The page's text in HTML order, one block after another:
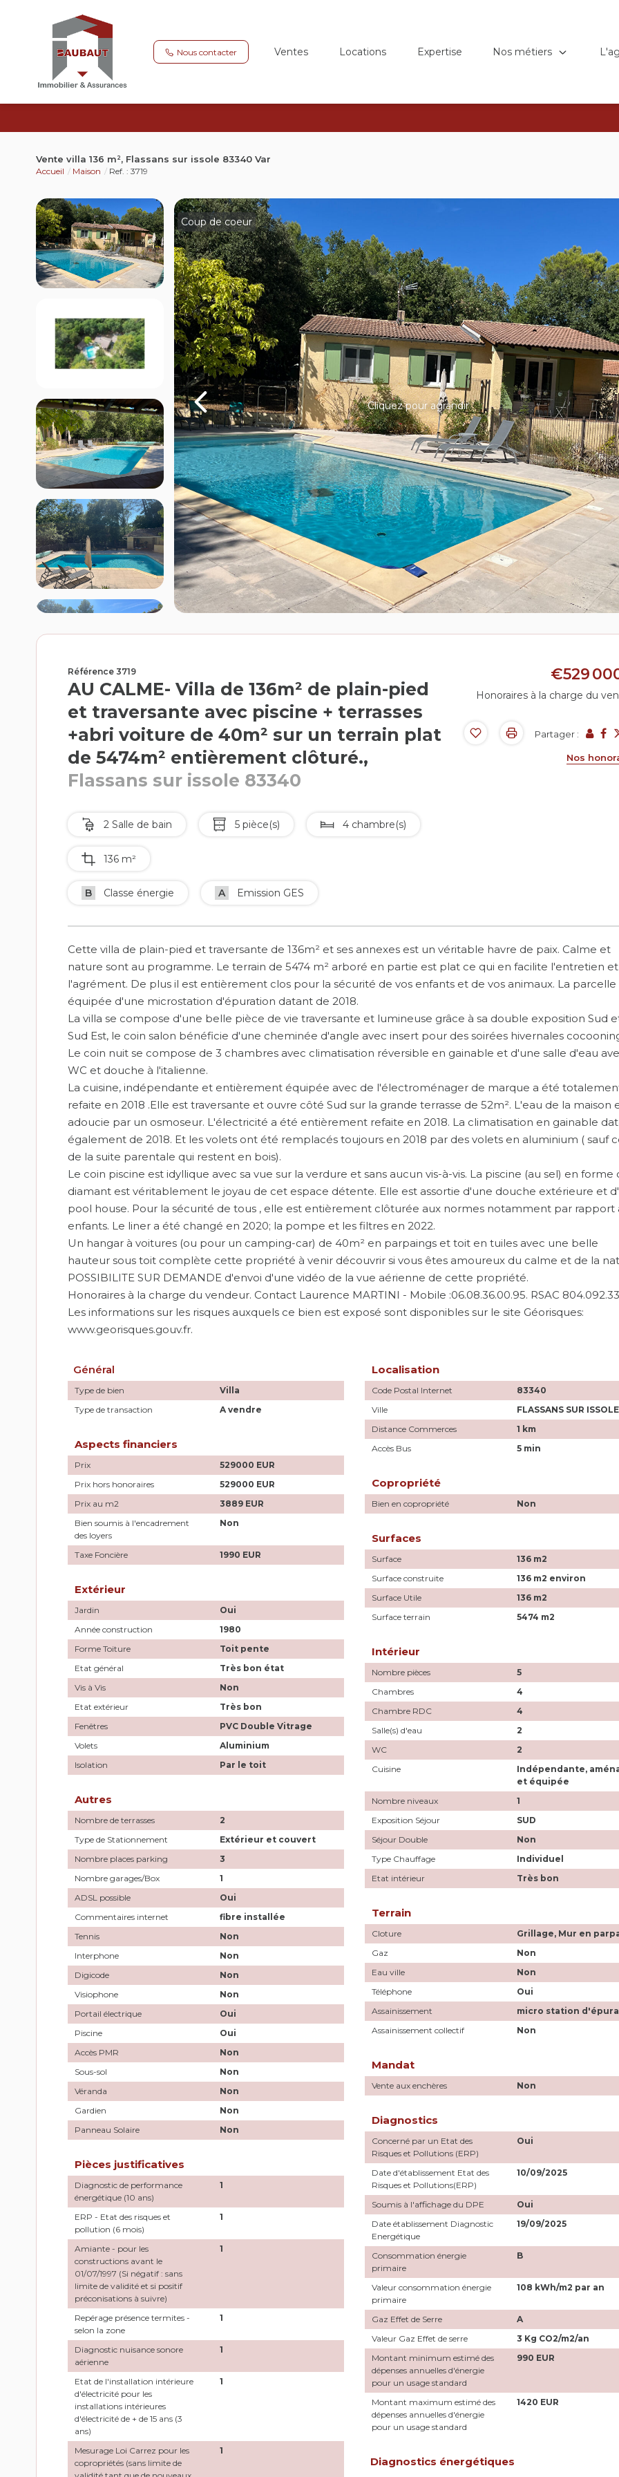
Nous contacter Ventes Locations Expertise Nos métiers
Vente villa 136 m², Flassans sur issole 83340 Var
Accueil Maison Ref. : 3719
Coup de coeur
Cliquez pour agrandir
Référence 3719
AU CALME- Villa de 136m² de plain-pied
et traversante avec piscine + terrasses
+abri voiture de 40m² sur un terrain plat
de 5474m² entièrement clôturé.,
Flassans sur issole 83340
2 Salle de bain 5 pièce(s) 4 chambre(s)
136 m²
B Classe énergie A Emission GES
€529
Honoraires à la charge du
Partager :
Nos
Cette villa de plain-pied et traversante de 136m² et ses annexes est un véritable havre de paix. Calme et
nature sont au programme. Le terrain de 5474 m² arboré en partie est plat ce qui en facilite l'entretien et
l'agrément. De plus il est entièrement clos pour la sécurité de vos enfants et de vos animaux. La parcelle
équipée d'une microstation d'épuration datant de 2018.
La villa se compose d'une belle pièce de vie traversante et lumineuse grâce à sa double exposition Sud
Sud Est, le coin salon bénéficie d'une cheminée d'angle avec insert pour des soirées hivernales
Le coin nuit se compose de 3 chambres avec climatisation réversible en gainable et d'une salle d'eau
WC et douche à l'italienne.
La cuisine, indépendante et entièrement équipée avec de l'électroménager de marque a été
refaite en 2018 .Elle est traversante et ouvre côté Sud sur la grande terrasse de 52m². L'eau de la maison
adoucie par un osmoseur. L'électricité a été entièrement refaite en 2018. La climatisation en gainable
également de 2018. Et les volets ont été remplacés toujours en 2018 par des volets en aluminium ( sauf
de la suite parentale qui restent en bois).
Le coin piscine est idyllique avec sa vue sur la verdure et sans aucun vis-à-vis. La piscine (au sel) en forme
diamant est véritablement le joyau de cet espace détente. Elle est assortie d'une douche extérieure et
pool house. Pour la sécurité de tous , elle est entièrement clôturée aux normes notamment par rapport
enfants. Le liner a été changé en 2020; la pompe et les filtres en 2022.
Un hangar à voitures (ou pour un camping-car) de 40m² en parpaings et toit en tuiles avec une belle
hauteur sous toit complète cette propriété à venir découvrir si vous êtes amoureux du calme et de la
POSSIBILITE SUR DEMANDE d'envoi d'une vidéo de la vue aérienne de cette propriété.
Honoraires à la charge du vendeur. Contact Laurence MARTINI - Mobile :06.08.36.00.95. RSAC
Les informations sur les risques auxquels ce bien est exposé sont disponibles sur le site Géorisques:
www.georisques.gouv.fr.
Général
Type de bien
Villa
Type de transaction
A vendre
Localisation
Code Postal Internet
83340
Ville
FLASSANS SUR ISSOLE
Distance Commerces
1 km
Accès Bus
5 min
Aspects financiers
Prix
529000 EUR
Prix hors honoraires
529000 EUR
Prix au m2
3889 EUR
Bien soumis à l'encadrement
des loyers
Non
Taxe Foncière 1990 EUR
Copropriété
Bien en copropriété Non
Surfaces
Surface
136 m2
Surface construite
136 m2 environ
Surface Utile
136 m2
Surface terrain
5474 m2
Extérieur
Jardin
Oui
Année construction
1980
Forme Toiture
Toit pente
Etat général
Très bon état
Vis à Vis
Non
Etat extérieur
Très bon
Fenêtres
PVC Double Vitrage
Volets
Aluminium
Isolation
Par le toit
Intérieur
Nombre pièces
5
Chambres
4
Chambre RDC
4
Salle(s) d'eau
2
WC
2
Cuisine
Indépendante,
et équipée
Nombre niveaux
1
Exposition Séjour
SUD
Séjour Double
Non
Type Chauffage
Individuel
Etat intérieur
Très bon
Autres
Nombre de terrasses
2
Type de Stationnement
Extérieur et couvert
Nombre places parking
3
Nombre garages/Box
1
ADSL possible
Oui
Commentaires internet
fibre installée
Tennis
Non
Interphone
Non
Digicode
Non
Visiophone
Non
Portail électrique
Oui
Piscine
Oui
Accès PMR
Non
Sous-sol
Non
Véranda
Non
Gardien
Non
Panneau Solaire
Non
Terrain
Cloture
Grillage, Mur en
Gaz
Non
Eau ville
Non
Téléphone
Oui
Assainissement
micro station
Assainissement collectif
Non
Mandat
Vente aux enchères Non
Diagnostics
Concerné par un Etat des
Risques et Pollutions (ERP)
Oui
Date d'établissement Etat des
Risques et Pollutions(ERP)
10/09/2025
Soumis à l'affichage du DPE
Oui
Date établissement Diagnostic
Energétique
19/09/2025
Consommation énergie
primaire
B
Valeur consommation énergie
primaire
108 kWh/m2 par an
Gaz Effet de Serre
A
Valeur Gaz Effet de serre
3 Kg CO2/m2/an
Montant minimum estimé des
dépenses annuelles d'énergie
pour un usage standard
990 EUR
Montant maximum estimé des
dépenses annuelles d'énergie
pour un usage standard
1420 EUR
Pièces justificatives
Diagnostic de performance
énergétique (10 ans)
1
ERP - Etat des risques et
pollution (6 mois)
1
Amiante - pour les
constructions avant le
01/07/1997 (Si négatif : sans
limite de validité et si positif
préconisations à suivre)
1
Repérage présence termites -
selon la zone
1
Diagnostic nuisance sonore
aérienne
1
Etat de l'installation intérieure
d'électricité pour les
installations intérieures
d'électricité de + de 15 ans (3
ans)
1
Mesurage Loi Carrez pour les
copropriétés (sans limite de
1
Diagnostics énergétiques